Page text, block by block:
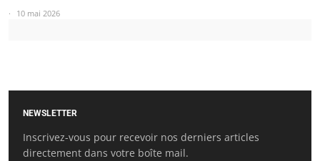
10 mai 2026
NEWSLETTER
Inscrivez-vous pour recevoir nos derniers articles
directement dans votre boîte mail.